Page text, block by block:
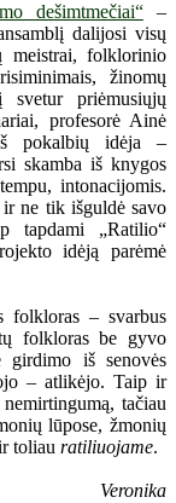
dešimtmečiai“–
dalijosi visų
meistrai, folklorinio
žinomų
svetur priėmusiųjų
profesorė Ainė
pokalbių idėja –
skamba iš knygos
intonacijomis.
ir ne tik išguldė savo
tapdami „Ratilio“
idėją parėmė
folkloras – svarbus
folkloras be gyvo
girdimo iš senovės
– atlikėjo. Taip ir
tačiau
lūpose, žmonių
toliau ratiliuojame.
Veronika